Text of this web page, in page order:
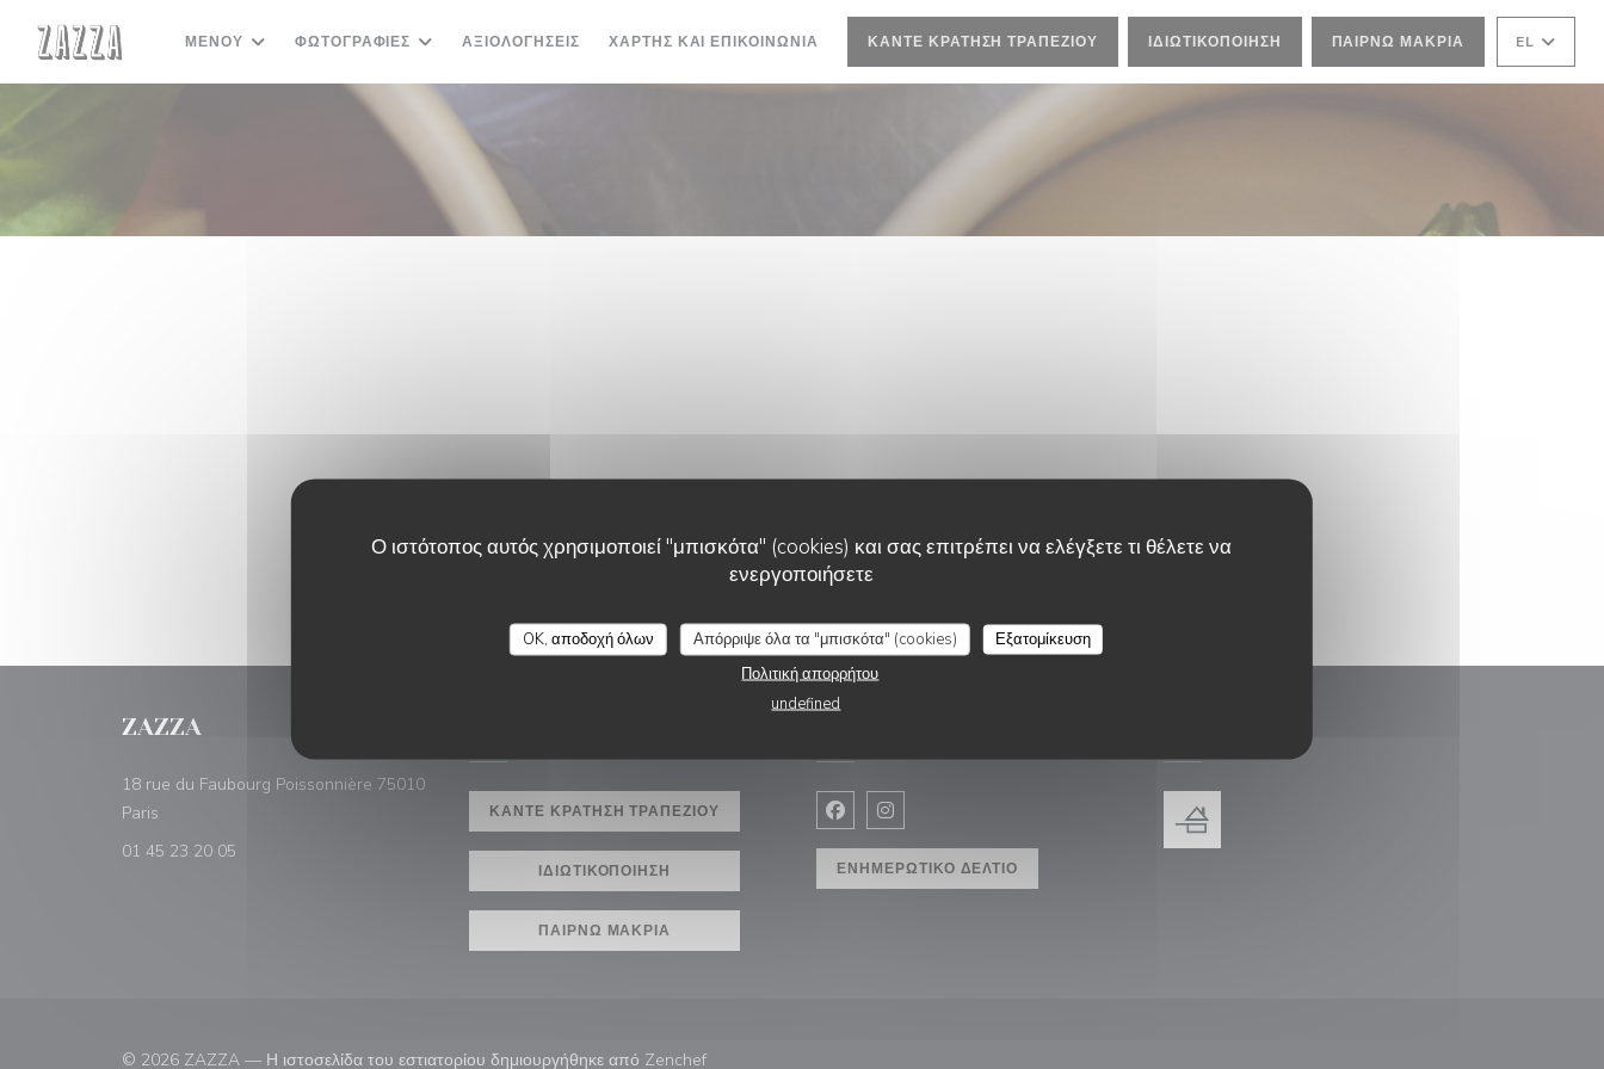
Ο ιστότοπος αυτός χρησιμοποιεί "μπισκότα" (cookies) και σας επιτρέπει να ελέγξετε τι θέλετε να
ενεργοποιήσετε
OK, αποδοχή όλων Απόρριψε όλα τα "μπισκότα" (cookies)
Εξατομίκευση
Πολιτική απορρήτου
undefined
ΜΕΝΟΎ ΦΩΤΟΓΡΑΦΊΕΣ ΑΞΙΟΛΟΓΉΣΕΙΣ ΧΆΡΤΗΣ ΚΑΙ ΕΠΙΚΟΙΝΩΝΊΑ ΚΆΝΤΕ ΚΡΆΤΗΣΗ ΤΡΑΠΕΖΙΟΎ ΙΔΙΩΤΙΚΟΠΟΊΗΣΗ ΠΑΊΡΝΩ ΜΑΚΡΙΆ EL
ZAZZA
18 rue du Faubourg Poissonnière 75010
Paris
01 45 23 20 05
ΚΆΝΤΕ ΚΡΆΤΗΣΗ ΤΡΑΠΕΖΙΟΎ
ΙΔΙΩΤΙΚΟΠΟΊΗΣΗ
ΠΑΊΡΝΩ ΜΑΚΡΙΆ
Facebook ((ανοίγει σε νέο παράθυρο))
Instagram ((ανοίγει σε νέο παράθυρο))
ΕΝΗΜΕΡΩΤΙΚΌ ΔΕΛΤΊΟ
© 2026 ZAZZA — Η ιστοσελίδα του εστιατορίου δημιουργήθηκε από Zenchef((ανοίγει σε νέο παράθυρο))